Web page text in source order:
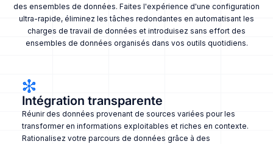
des ensembles de données. Faites l'expérience d'une configuration
ultra-rapide, éliminez les tâches redondantes en automatisant les
charges de travail de données et introduisez sans effort des
ensembles de données organisés dans vos outils quotidiens.
Intégration transparente
Réunir des données provenant de sources variées pour les
transformer en informations exploitables et riches en contexte.
Rationalisez votre parcours de données grâce à des